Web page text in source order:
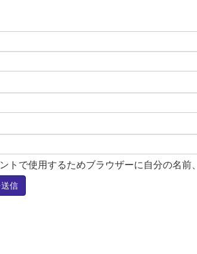
トで使用するためブラウザーに自分の名